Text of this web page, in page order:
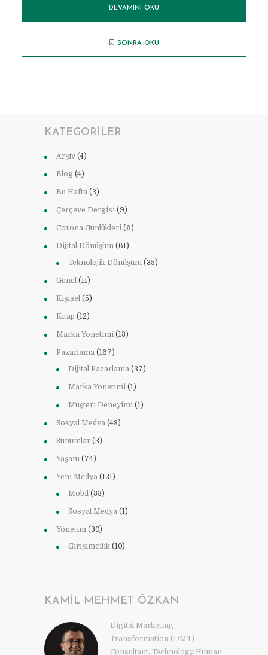
DEVAMINI OKU
SONRA OKU
KATEGORILER
Arşiv (4)
Blog (4)
Bu Hafta (3)
Çerçeve Dergisi (9)
Corona Günlükleri (6)
Dijital Dönüşüm (61)
Teknolojik Dönüşüm (35)
Genel (11)
Kişisel (5)
Kitap (12)
Marka Yönetimi (13)
Pazarlama (167)
Dijital Pazarlama (37)
Marka Yönetimi (1)
Müşteri Deneyimi (1)
Sosyal Medya (43)
Sunumlar (3)
Yaşam (74)
Yeni Medya (121)
Mobil (33)
Sosyal Medya (1)
Yönetim (30)
Girişimcilik (10)
KAMIL MEHMET ÖZKAN
Digital Marketing
Transformation (DMT)
Consultant, Technology Human